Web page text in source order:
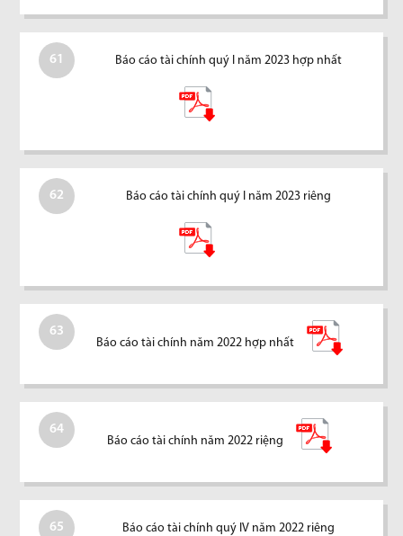
61 Báo cáo tài chính quý I năm 2023 hợp nhất
62 Báo cáo tài chính quý I năm 2023 riêng
63
Báo cáo tài chính năm 2022 hợp nhất
64
Báo cáo tài chính năm 2022 riệng
65 Báo cáo tài chính quý IV năm 2022 riêng